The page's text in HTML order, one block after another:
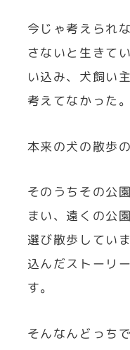
今じゃ考えられ
さないと生きて
い込み、犬飼い
考えてなかった。
本来の犬の散歩
そのうちその公
まい、遠くの公
選び散歩してい
込んだストーリ
す。
そんなんどっち